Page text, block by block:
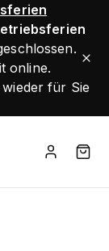
online.
für Sie